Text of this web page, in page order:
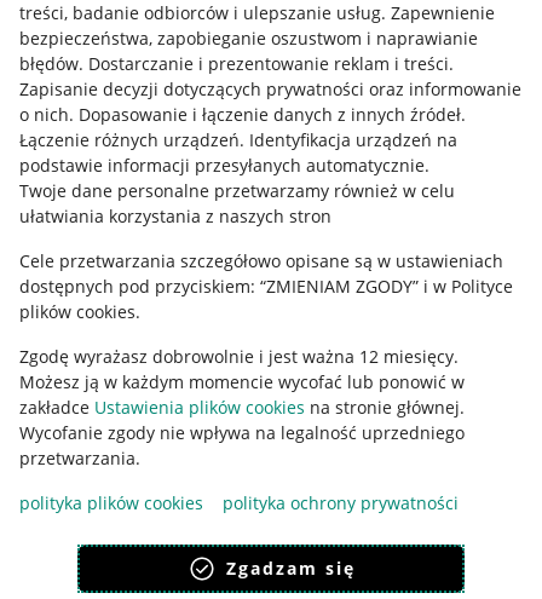
treści, badanie odbiorców i ulepszanie usług. Zapewnienie
bezpieczeństwa, zapobieganie oszustwom i naprawianie
błędów. Dostarczanie i prezentowanie reklam i treści.
Zapisanie decyzji dotyczących prywatności oraz informowanie
o nich. Dopasowanie i łączenie danych z innych źródeł.
Łączenie różnych urządzeń. Identyfikacja urządzeń na
podstawie informacji przesyłanych automatycznie.
Twoje dane personalne przetwarzamy również w celu
ułatwiania korzystania z naszych stron
Cele przetwarzania szczegółowo opisane są w ustawieniach
dostępnych pod przyciskiem: “ZMIENIAM ZGODY” i w Polityce
plików cookies.
Zgodę wyrażasz dobrowolnie i jest ważna 12 miesięcy.
Możesz ją w każdym momencie wycofać lub ponowić w
zakładce Ustawienia plików cookies na stronie głównej.
Wycofanie zgody nie wpływa na legalność uprzedniego
przetwarzania.
polityka plików cookies
polityka ochrony prywatności
Zgadzam się
Mapa miejscowości
Informacje prawne
Regulamin
Polityka plików "cookies"
Ustawienia plików "cookies"
Udostępnianie lokalizacji
Informacje dla Aktu o Usługach Cyfrowych
Pobierz aplikację